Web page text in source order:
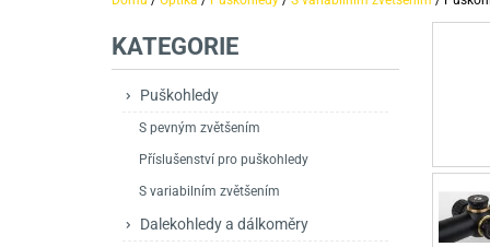
Vzduchové pistole a revolvery
Pružinové pistole
Plynové pistole a revolvery
Perkusní zbraně
Pušky opakovací
Pušky
Nože Nože s pevnou
Noční vidění a
KATEGORIE
Puškohledy
S pevným zvětšením
Příslušenství pro puškohledy
S variabilním zvětšením
Dalekohledy a dálkoměry